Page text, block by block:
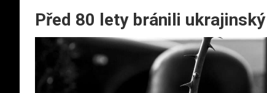
Před 80 lety bránili